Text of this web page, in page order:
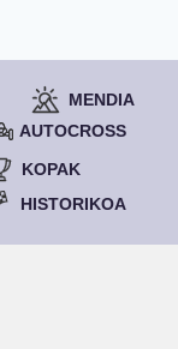
MENDIA
AUTOCROSS
KOPAK
HISTORIKOA